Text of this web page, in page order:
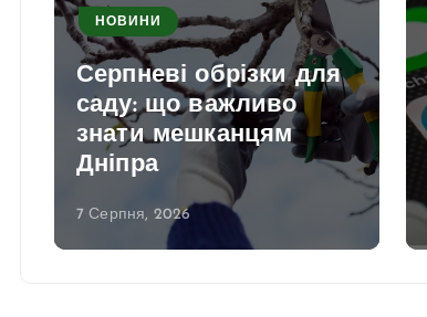
НОВИНИ
Серпневі обрізки для
саду: що важливо
знати мешканцям
Дніпра
7 Серпня, 2026